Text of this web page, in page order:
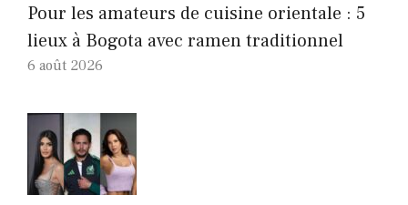
Pour les amateurs de cuisine orientale : 5
lieux à Bogota avec ramen traditionnel
6 août 2026